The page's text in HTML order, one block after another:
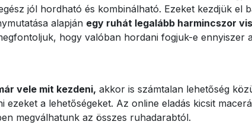
jól hordható és kombinálható. Ezeket kezdjük el
alapján egy ruhát legalább harmincszor
hogy valóban hordani fogjuk-e ennyiszer
vele mit kezdeni, akkor is számtalan lehetőség
a lehetőségeket. Az online eladás kicsit
megválhatunk az összes ruhadarabtól.